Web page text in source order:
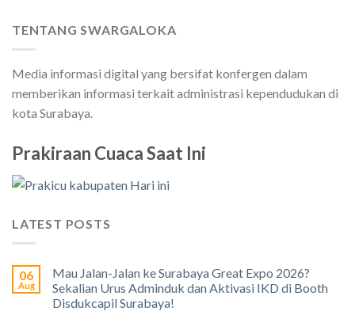
TENTANG SWARGALOKA
Media informasi digital yang bersifat konfergen dalam
memberikan informasi terkait administrasi kependudukan di
kota Surabaya.
Prakiraan Cuaca Saat Ini
LATEST POSTS
06
Aug
Mau Jalan-Jalan ke Surabaya Great Expo 2026?
Sekalian Urus Adminduk dan Aktivasi IKD di Booth
Disdukcapil Surabaya!